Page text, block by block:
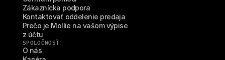
Zákaznícka podpora
Kontaktovať oddelenie predaja
Prečo je Mollie na vašom výpise
z účtu
SPOLOČNOSŤ
O nás